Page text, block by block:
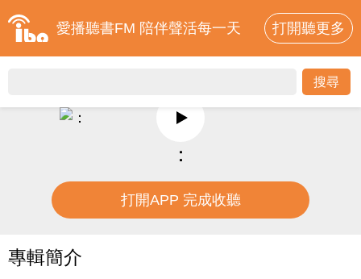
愛播聽書FM 陪伴聲活每一天 打開聽更多
：
打開APP 完成收聽
專輯簡介